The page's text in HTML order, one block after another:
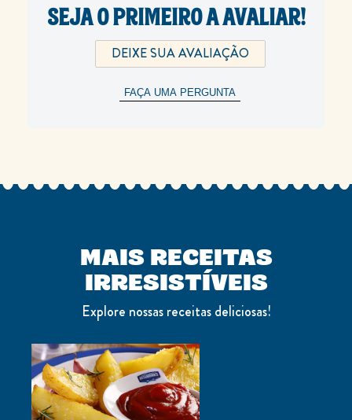
SEJA O PRIMEIRO A AVALIAR!
DEIXE SUA AVALIAÇÃO
FAÇA UMA PERGUNTA
MAIS RECEITAS
IRRESISTÍVEIS
Explore nossas receitas deliciosas!